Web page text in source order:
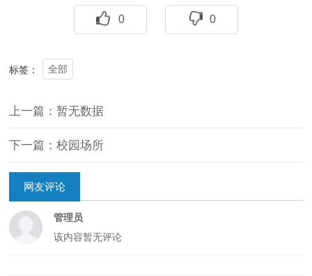
0 0
标签： 全部
上一篇：暂无数据
下一篇：校园场所
网友评论
管理员
该内容暂无评论